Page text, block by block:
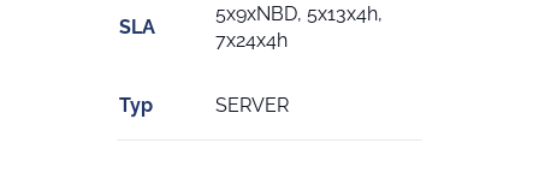
SLA
5x9xNBD, 5x13x4h,
7x24x4h
Typ SERVER